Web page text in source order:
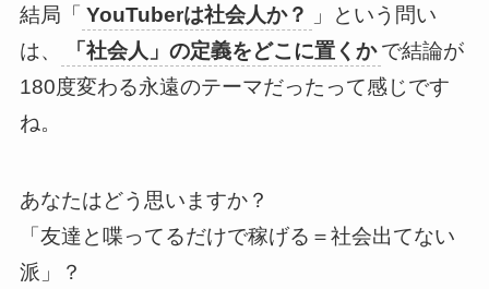
結局「 YouTuberは社会人か？
」という問い
は、
「社会人」の定義をどこに置くか で結論が
180度変わる永遠のテーマだったって感じです
ね。
あなたはどう思いますか？
「友達と喋ってるだけで稼げる＝社会出てない
派」？